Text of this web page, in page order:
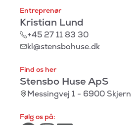
Entreprenør
Kristian Lund
+45 27 11 83 30
kl@stensbohuse.dk
Find os her
Stensbo Huse ApS
Messingvej 1 - 6900 Skjern
Følg os på: